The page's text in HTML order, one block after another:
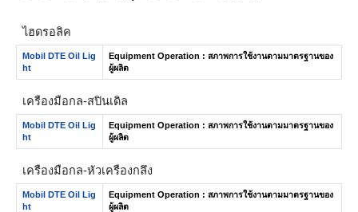
ไฮดรอลิค
Mobil DTE Oil Lig
ht
Equipment Operation : สภาพการใช้งานตามมาตรฐานของ
ผู้ผลิต
เครื่องมือกล-สปินเดิล
Mobil DTE Oil Lig
ht
Equipment Operation : สภาพการใช้งานตามมาตรฐานของ
ผู้ผลิต
เครื่องมือกล-หัวเครื่องกลึง
Mobil DTE Oil Lig
ht
Equipment Operation : สภาพการใช้งานตามมาตรฐานของ
ผู้ผลิต